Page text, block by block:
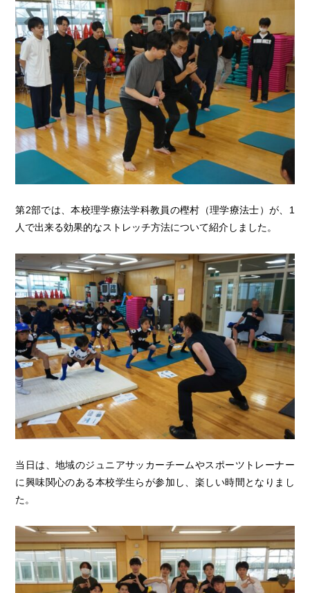
第2部では、本校理学療法学科教員の樫村（理学療法士）が、1
人で出来る効果的なストレッチ方法について紹介しました。
当日は、地域のジュニアサッカーチームやスポーツトレーナー
に興味関心のある本校学生らが参加し、楽しい時間となりまし
た。